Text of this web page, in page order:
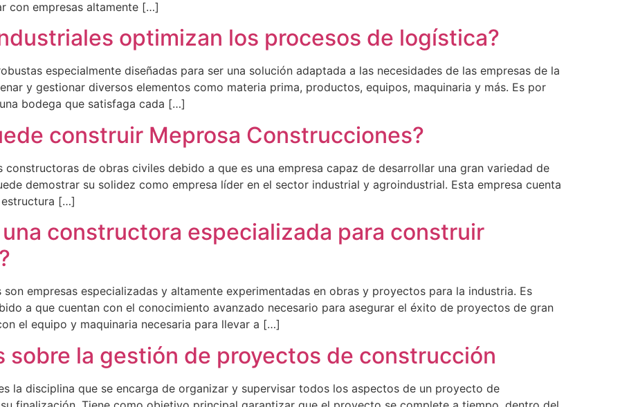
con empresas altamente […]
optimizan los procesos de logística?
especialmente diseñadas para ser una solución adaptada a las necesidades de las empresas de la
y gestionar diversos elementos como materia prima, productos, equipos, maquinaria y más. Es por
bodega que satisfaga cada […]
construir Meprosa Construcciones?
de obras civiles debido a que es una empresa capaz de desarrollar una gran variedad de
demostrar su solidez como empresa líder en el sector industrial y agroindustrial. Esta empresa cuenta
estructura […]
constructora especializada para construir
empresas especializadas y altamente experimentadas en obras y proyectos para la industria. Es
a que cuentan con el conocimiento avanzado necesario para asegurar el éxito de proyectos de gran
el equipo y maquinaria necesaria para llevar a […]
sobre la gestión de proyectos de construcción
la disciplina que se encarga de organizar y supervisar todos los aspectos de un proyecto de